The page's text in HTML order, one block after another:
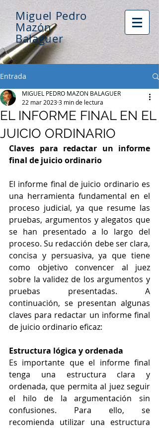
Miguel Pedro
Mazón
Balaguer
Entrada
EL INFORME FINAL EN EL
JUICIO ORDINARIO
MIGUEL PEDRO MAZON BALAGUER
22 mar 20233 min de lectura
Claves para redactar un informe
final de juicio ordinario
El informe final de juicio ordinario es
una herramienta fundamental en el
proceso judicial, ya que resume las
pruebas, argumentos y alegatos que
se han presentado a lo largo del
proceso. Su redacción debe ser clara,
concisa y persuasiva, ya que tiene
como objetivo convencer al juez
sobre la validez de los argumentos y
pruebas presentadas. A
continuación, se presentan algunas
claves para redactar un informe final
de juicio ordinario eficaz:
Estructura lógica y ordenada
Es importante que el informe final
tenga una estructura clara y
ordenada, que permita al juez seguir
el hilo de la argumentación sin
confusiones. Para ello, se
recomienda utilizar una estructura